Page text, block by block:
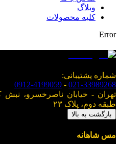
وبلاگ
کلیه محصولات
Error
شماره پشتیبانی:
021-33989268
-
0912-4199059
تهران - خیابان ناصرخسرو،
طبقه دوم، پلاک ۲۳
بازگشت به بالا
مس شاهانه